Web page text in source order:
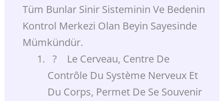
Tüm Bunlar Sinir Sisteminin Ve Bedenin
Kontrol Merkezi Olan Beyin Sayesinde
Mümkündür.
? Le Cerveau, Centre De
Contrôle Du Système Nerveux Et
Du Corps, Permet De Se Souvenir